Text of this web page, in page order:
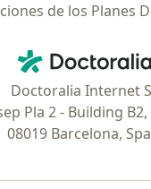
de los Planes
Doctoralia -
Doctoralia Internet
Pla 2 - Building
08019 Barcelona,